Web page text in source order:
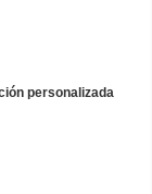
personalizada